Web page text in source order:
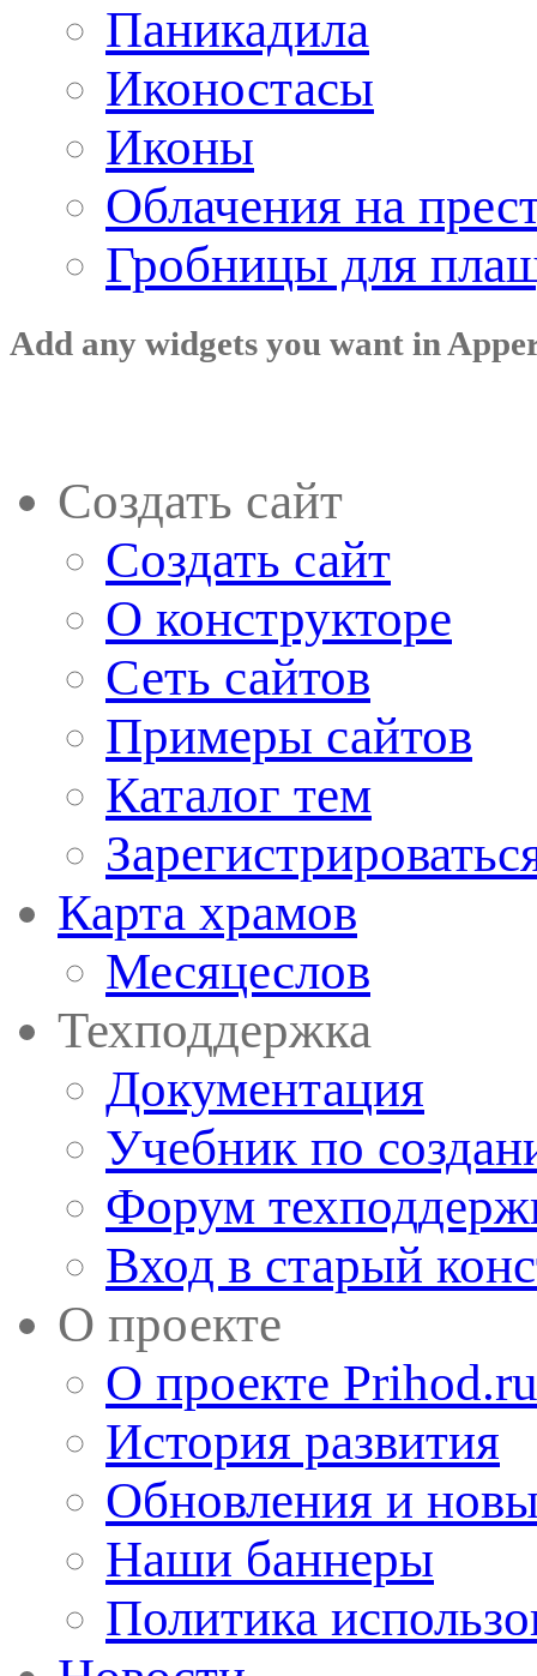
Паникадила
Иконостасы
Иконы
Облачения на
Гробницы для
Add any widgets you want in
Создать сайт
Создать сайт
О конструкторе
Сеть сайтов
Примеры сайтов
Каталог тем
Карта храмов
Месяцеслов
Техподдержка
Документация
Учебник по
Форум
Вход в старый
О проекте
О проекте Prihod.ru
История развития
Обновления и
Наши баннеры
Политика